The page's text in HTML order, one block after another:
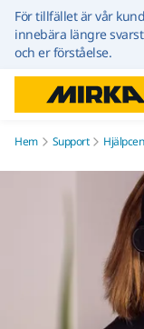
För tillfället är vår
innebära längre
och er förståelse.
Hem Support